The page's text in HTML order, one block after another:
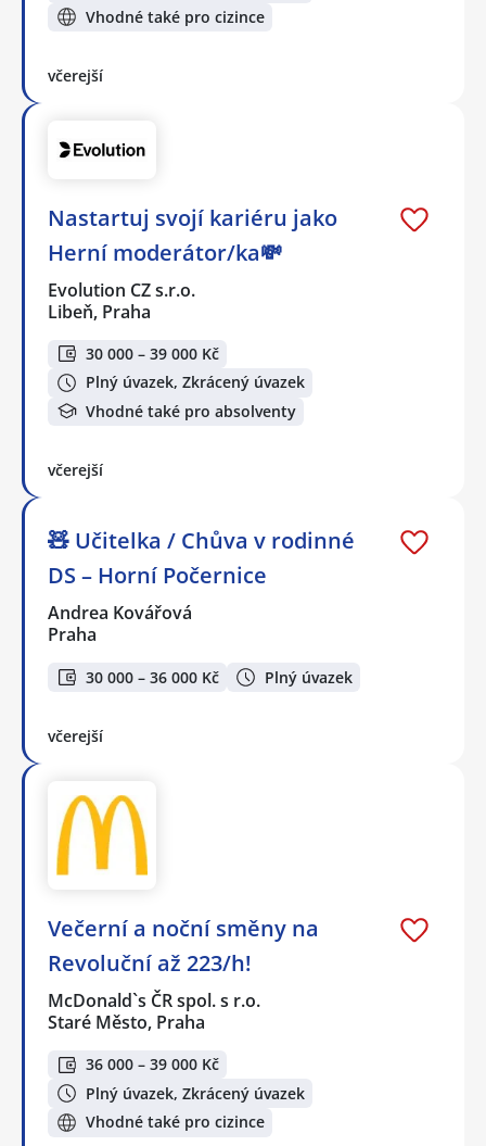
Vhodné také pro cizince
včerejší
Nastartuj svojí kariéru jako
Herní moderátor/ka💸
Evolution CZ s.r.o.
Libeň, Praha
30 000 – 39 000 Kč
Plný úvazek, Zkrácený úvazek
Vhodné také pro absolventy
včerejší
🧸 Učitelka / Chůva v rodinné
DS – Horní Počernice
Andrea Kovářová
Praha
30 000 – 36 000 Kč Plný úvazek
včerejší
Večerní a noční směny na
Revoluční až 223/h!
McDonald`s ČR spol. s r.o.
Staré Město, Praha
36 000 – 39 000 Kč
Plný úvazek, Zkrácený úvazek
Vhodné také pro cizince